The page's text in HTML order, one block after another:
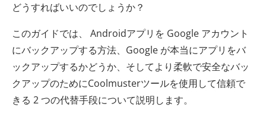
どうすればいいのでしょうか？
このガイドでは、 Androidアプリを Google アカウント
にバックアップする方法、Google が本当にアプリをバ
ックアップするかどうか、そしてより柔軟で安全なバッ
クアップのためにCoolmusterツールを使用して信頼で
きる 2 つの代替手段について説明します。